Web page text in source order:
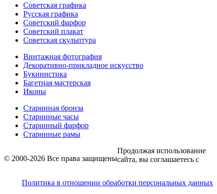
Советская графика
Русская графика
Советский фарфор
Советский плакат
Советская скульптура
Винтажная фотография
Декоративно-прикладное искусство
Букинистика
Багетная мастерская
Иконы
Старинная бронза
Старинные часы
Старинный фарфор
Старинные рамы
© 2000-2026 Все права защищены
Политика в отношении обработки персональных данных
Продолжая использование
сайта, вы соглашаетесь с